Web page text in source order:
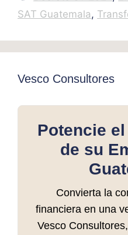
SAT Guatemala,
Vesco Consultores
Potencie
de su
Convierta la
financiera en una
Vesco